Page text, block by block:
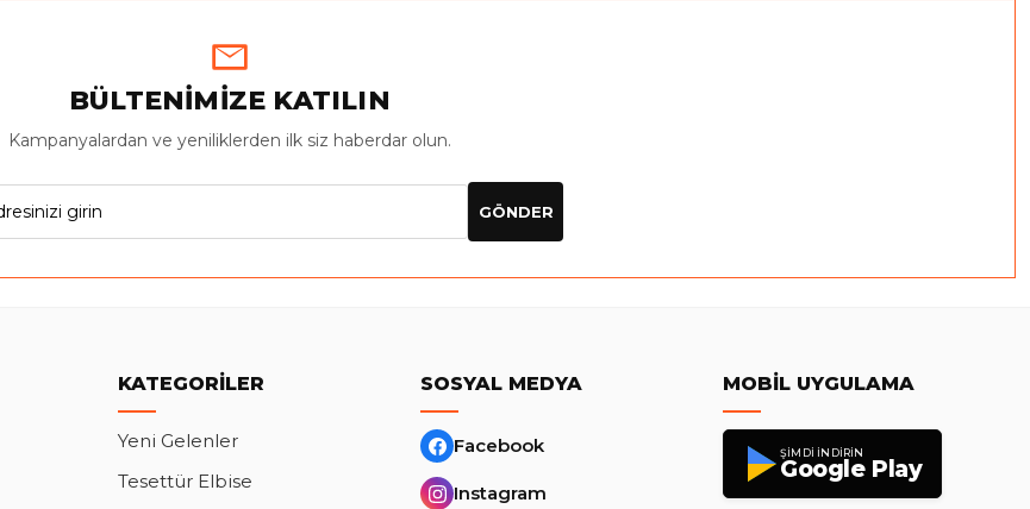
BÜLTENİMİZE KATILIN
Kampanyalardan ve yeniliklerden ilk siz haberdar olun.
GÖNDER
KATEGORILER
Yeni Gelenler
Tesettür Elbise
SOSYAL MEDYA
Facebook
Instagram
MOBIL UYGULAMA
ŞIMDI İNDIRIN
Google Play